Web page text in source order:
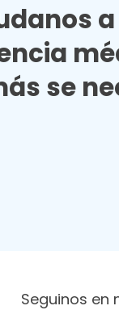
se
Seguinos en